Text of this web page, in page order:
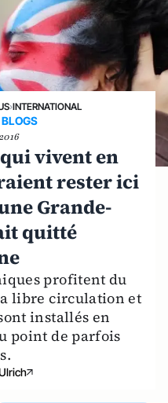
›INTERNATIONAL
vivent en
rester ici
Grande-
quitté
profitent du
libre circulation et
installés en
point de parfois